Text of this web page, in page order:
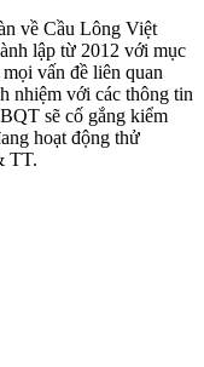
về Cầu Lông Việt
lập từ 2012 với mục
vấn đề liên quan
nhiệm với các thông tin
sẽ cố gắng kiểm
hoạt động thử
TT.